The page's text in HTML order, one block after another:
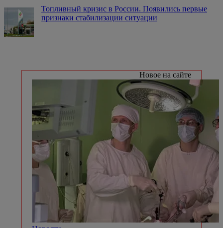
Топливный кризис в России. Появились первые
признаки стабилизации ситуации
Новое на сайте